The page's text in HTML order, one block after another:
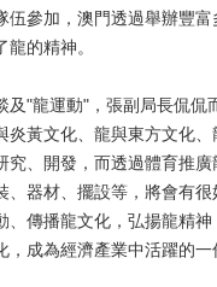
伍參加，澳門透過舉辦豐
龍的精神。
及"龍運動"，張副局長侃侃
炎黃文化、龍與東方文化
究、開發，而透過體育推
、器材、擺設等，將會有
、傳播龍文化，弘揚龍精
，成為經濟產業中活躍的一